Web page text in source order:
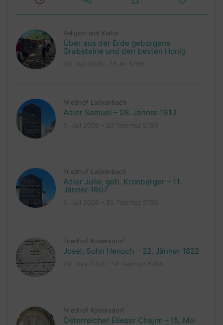
Religion und Kultur
Über aus der Erde geborgene
Grabsteine und den besten Honig
Friedhof Lackenbach
Adler Samuel – 08. Jänner 1913
Friedhof Lackenbach
Adler Julie, geb. Kronberger – 11.
Jänner 1907
Friedhof Kobersdorf
Josel, Sohn Henoch – 22. Jänner 1822
Friedhof Kobersdorf
Österreicher Elieser Chajim – 15. Mai